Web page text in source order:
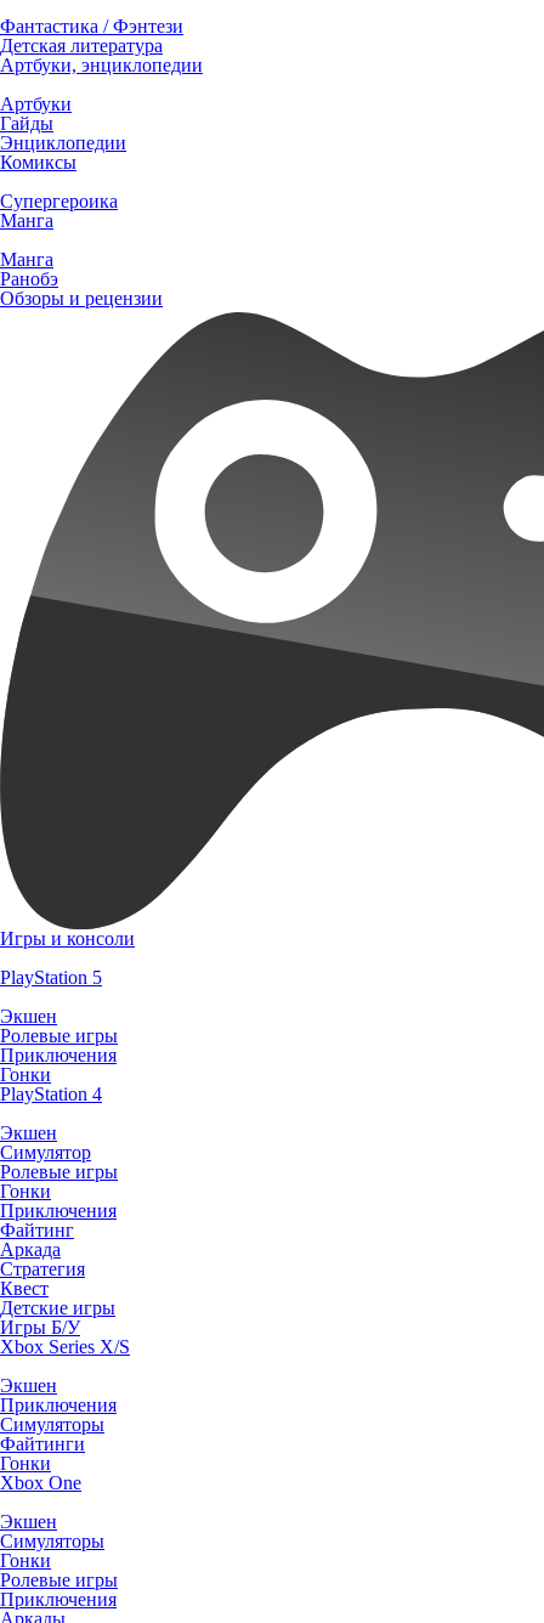
Фантастика / Фэнтези
Детская литература
Артбуки, энциклопедии
Артбуки
Гайды
Энциклопедии
Комиксы
Супергероика
Манга
Манга
Ранобэ
Обзоры и рецензии
Игры и консоли
PlayStation 5
Экшен
Ролевые игры
Приключения
Гонки
PlayStation 4
Экшен
Симулятор
Ролевые игры
Гонки
Приключения
Файтинг
Аркада
Стратегия
Квест
Детские игры
Игры Б/У
Xbox Series X/S
Экшен
Приключения
Симуляторы
Файтинги
Гонки
Xbox One
Экшен
Симуляторы
Гонки
Ролевые игры
Приключения
Аркады